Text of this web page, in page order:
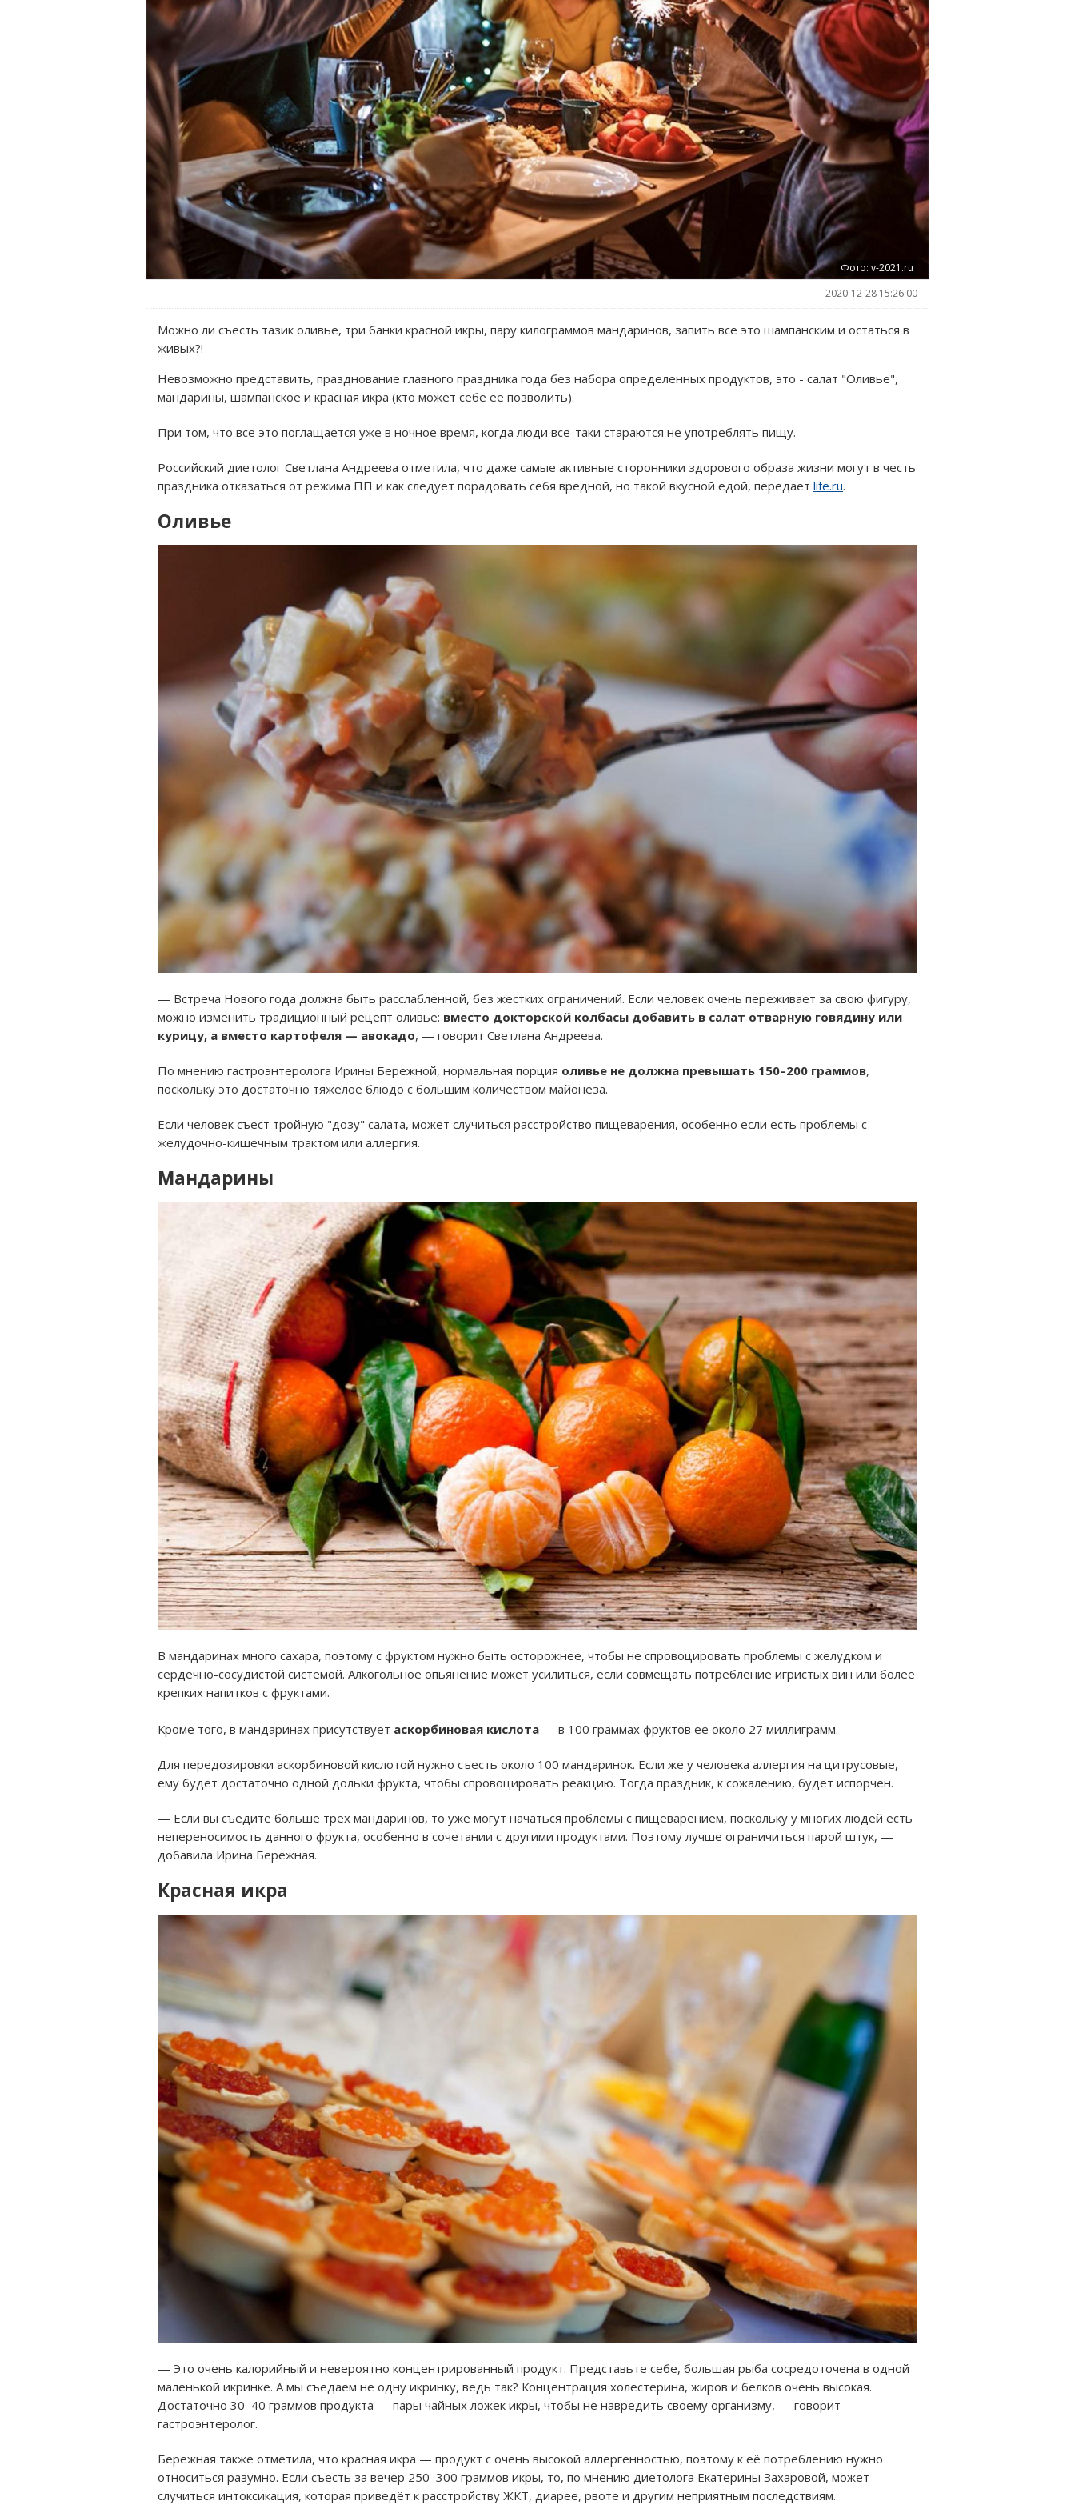
Фото: v-2021.ru
2020-12-28 15:26:00
Можно ли съесть тазик оливье, три банки красной икры, пару килограммов мандаринов, запить все это шампанским и остаться в
живых?!
Невозможно представить, празднование главного праздника года без набора определенных продуктов, это - салат "Оливье",
мандарины, шампанское и красная икра (кто может себе ее позволить).
При том, что все это поглащается уже в ночное время, когда люди все-таки стараются не употреблять пищу.
Российский диетолог Светлана Андреева отметила, что даже самые активные сторонники здорового образа жизни могут в честь
праздника отказаться от режима ПП и как следует порадовать себя вредной, но такой вкусной едой, передает life.ru.
Оливье
— Встреча Нового года должна быть расслабленной, без жестких ограничений. Если человек очень переживает за свою фигуру,
можно изменить традиционный рецепт оливье: вместо докторской колбасы добавить в салат отварную говядину или
курицу, а вместо картофеля — авокадо, — говорит Светлана Андреева.
По мнению гастроэнтеролога Ирины Бережной, нормальная порция оливье не должна превышать 150–200 граммов,
поскольку это достаточно тяжелое блюдо с большим количеством майонеза.
Если человек съест тройную "дозу" салата, может случиться расстройство пищеварения, особенно если есть проблемы с
желудочно-кишечным трактом или аллергия.
Мандарины
В мандаринах много сахара, поэтому с фруктом нужно быть осторожнее, чтобы не спровоцировать проблемы с желудком и
сердечно-сосудистой системой. Алкогольное опьянение может усилиться, если совмещать потребление игристых вин или более
крепких напитков с фруктами.
Кроме того, в мандаринах присутствует аскорбиновая кислота — в 100 граммах фруктов ее около 27 миллиграмм.
Для передозировки аскорбиновой кислотой нужно съесть около 100 мандаринок. Если же у человека аллергия на цитрусовые,
ему будет достаточно одной дольки фрукта, чтобы спровоцировать реакцию. Тогда праздник, к сожалению, будет испорчен.
— Если вы съедите больше трёх мандаринов, то уже могут начаться проблемы с пищеварением, поскольку у многих людей есть
непереносимость данного фрукта, особенно в сочетании с другими продуктами. Поэтому лучше ограничиться парой штук, —
добавила Ирина Бережная.
Красная икра
— Это очень калорийный и невероятно концентрированный продукт. Представьте себе, большая рыба сосредоточена в одной
маленькой икринке. А мы съедаем не одну икринку, ведь так? Концентрация холестерина, жиров и белков очень высокая.
Достаточно 30–40 граммов продукта — пары чайных ложек икры, чтобы не навредить своему организму, — говорит
гастроэнтеролог.
Бережная также отметила, что красная икра — продукт с очень высокой аллергенностью, поэтому к её потреблению нужно
относиться разумно. Если съесть за вечер 250–300 граммов икры, то, по мнению диетолога Екатерины Захаровой, может
случиться интоксикация, которая приведёт к расстройству ЖКТ, диарее, рвоте и другим неприятным последствиям.